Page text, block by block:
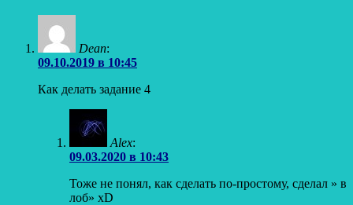
Dean:
09.10.2019 в 10:45
Как делать задание 4
Alex:
09.03.2020 в 10:43
Тоже не понял, как сделать по-простому, сделал » в
лоб» xD